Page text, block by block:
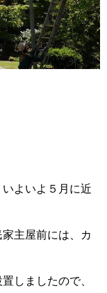
よいよ５月に近
主屋前には、カ
しましたので、